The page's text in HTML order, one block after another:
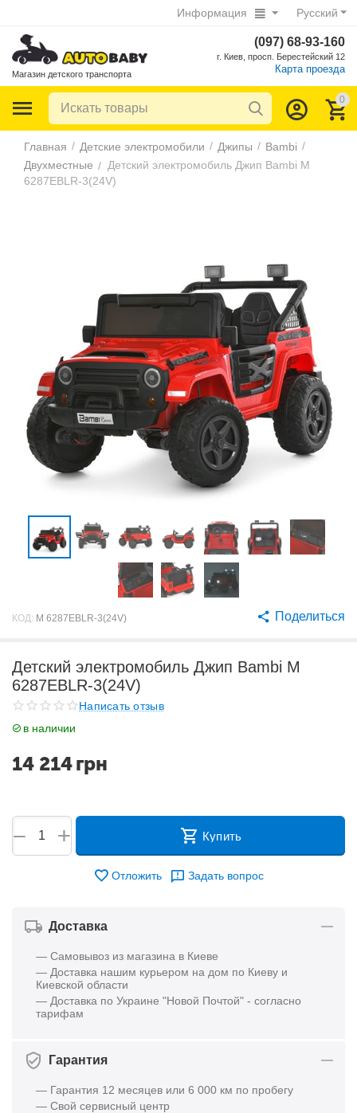
Русский
Информация
Магазин детского транспорта
(097) 68-93-160
г. Киев, просп. Берестейский 12
Карта проезда
0
Главная / Детские электромобили / Джипы / Bambi /
Двухместные / Детский электромобиль Джип Bambi M
6287EBLR-3(24V)
КОД: M 6287EBLR-3(24V) Поделиться
Детский электромобиль Джип Bambi M
6287EBLR-3(24V)
Написать отзыв
в наличии
14 214грн
+
− Купить
Отложить Задать вопрос
Доставка
— Самовывоз из магазина в Киеве
— Доставка нашим курьером на дом по Киеву и
Киевской области
— Доставка по Украине "Новой Почтой" - согласно
тарифам
Гарантия
— Гарантия 12 месяцев или 6 000 км по пробегу
— Свой сервисный центр